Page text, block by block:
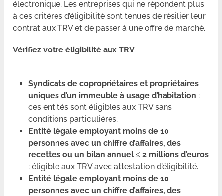
électronique. Les entreprises qui ne répondent plus
à ces critères d’éligibilité sont tenues de résilier leur
contrat aux TRV et de passer à une offre de marché.
Vérifiez votre éligibilité aux TRV
Syndicats de copropriétaires et propriétaires
uniques d’un immeuble à usage d’habitation :
ces entités sont éligibles aux TRV sans
conditions particulières.
Entité légale employant moins de 10
personnes avec un chiffre d’affaires, des
recettes ou un bilan annuel ≤ 2 millions d’euros
: éligible aux TRV avec attestation d’éligibilité.
Entité légale employant moins de 10
personnes avec un chiffre d’affaires, des